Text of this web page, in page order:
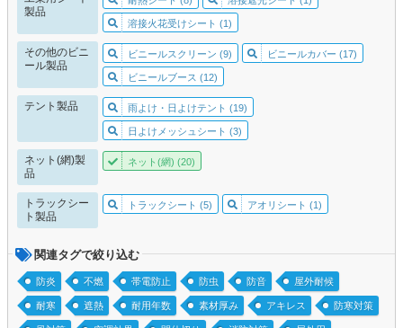
製品
溶接火花受けシート (1)
その他のビニ
ール製品
ビニールスクリーン (9) ビニールカバー (17)
ビニールブース (12)
テント製品 雨よけ・日よけテント (19)
日よけメッシュシート (3)
ネット(網)製
品
ネット(網) (20)
トラックシー
ト製品
トラックシート (5) アオリシート (1)
関連タグで絞り込む
防炎 不燃 帯電防止 防虫 防音 屋外耐候
耐寒 遮熱 耐用年数 素材厚み アキレス 防寒対策